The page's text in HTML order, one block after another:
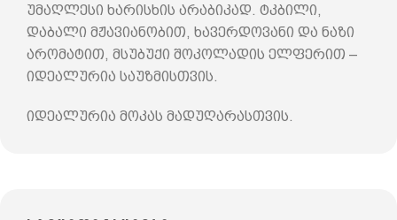
უმაღლესი ხარისხის არაბიკად. ტკბილი,
დაბალი მჟავიანობით, ხავერდოვანი და ნაზი
არომატით, მსუბუქი შოკოლადის ელფერით –
იდეალურია საუზმისთვის.
იდეალურია მოკას მადუღარასთვის.